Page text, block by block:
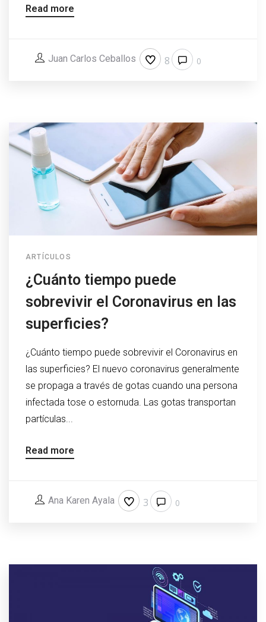
Read more
Juan Carlos Ceballos 8 0
ARTÍCULOS
¿Cuánto tiempo puede
sobrevivir el Coronavirus en las
superficies?
¿Cuánto tiempo puede sobrevivir el Coronavirus en
las superficies? El nuevo coronavirus generalmente
se propaga a través de gotas cuando una persona
infectada tose o estornuda. Las gotas transportan
partículas...
Read more
Ana Karen Ayala 3 0